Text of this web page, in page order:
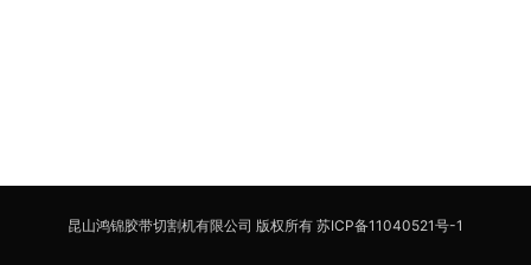
昆山鸿锦胶带切割机有限公司 版权所有 苏ICP备11040521号-1